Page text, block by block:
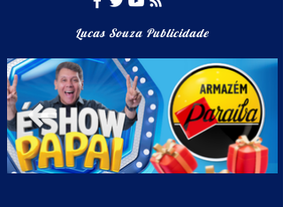
Lucas Souza Publicidade